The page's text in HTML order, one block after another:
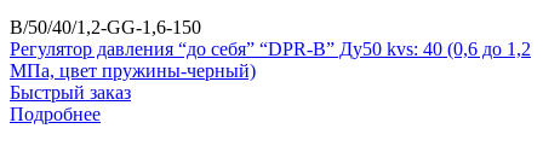
B/50/40/1,2-GG-1,6-150
Регулятор давления “до себя” “DPR-B” Ду50 kvs: 40 (0,6 до 1,2
МПа, цвет пружины-черный)
Быстрый заказ
Подробнее